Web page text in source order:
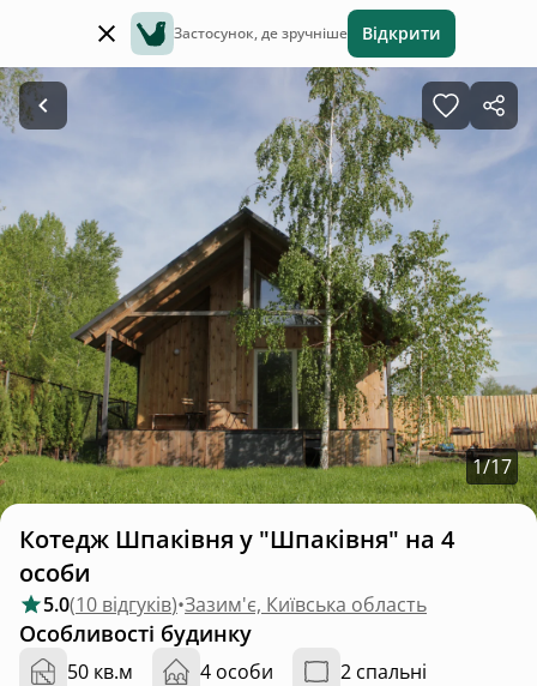
Застосунок, де зручніше Відкрити
1/17
Котедж Шпаківня у "Шпаківня" на 4
особи
5.0(10 відгуків)•Зазим'є, Київська область
Особливості будинку
50 кв.м 4 особи
2 спальні